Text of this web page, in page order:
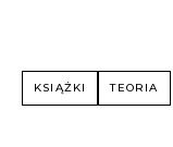
KSIĄŻKI TEORIA